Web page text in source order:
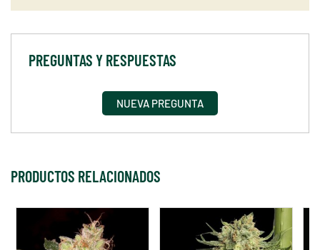
PREGUNTAS Y RESPUESTAS
NUEVA PREGUNTA
PRODUCTOS RELACIONADOS